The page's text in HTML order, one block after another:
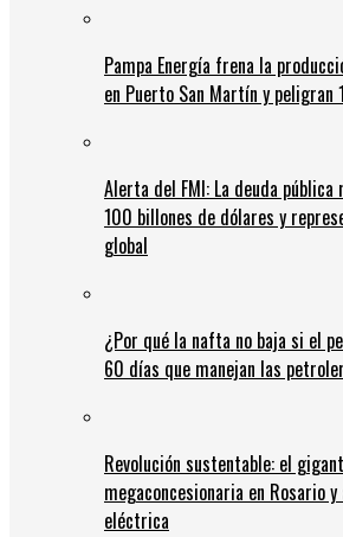
Pampa Energía frena la
en Puerto San Martín y
Alerta del FMI: La deuda
100 billones de dólares y
global
¿Por qué la nafta no baja si el
60 días que manejan las
Revolución sustentable: el
megaconcesionaria en Rosario
eléctrica